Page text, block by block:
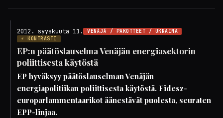
2012. syyskuuta 11.
VENÄJÄ / PAKOTTEET / UKRAINA
⚡ KONTRASTI
EP:n päätöslauselma Venäjän energiasektorin
poliittisesta käytöstä
EP hyväksyy päätöslauselman Venäjän
energiapolitiikan poliittisesta käytöstä. Fidesz-
europarlammentaarikot äänestävät puolesta, seuraten
EPP-linjaa.